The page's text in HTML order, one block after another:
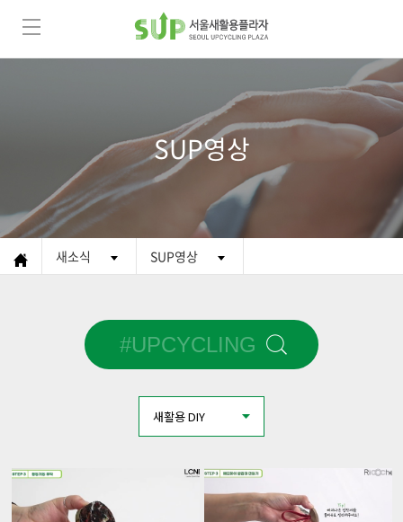
SUP영상
새소식 SUP영상
새활용 DIY